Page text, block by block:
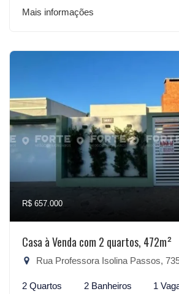
Mais informações
R$ 657.000
Casa à Venda com 2 quartos, 472m²
Rua Professora Isolina Passos, 735 - Barrinha,
2 Quartos 2 Banheiros 1